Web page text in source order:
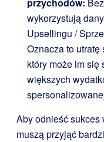
wykorzystują
Upsellingu /
Oznacza to
który może im
większych
Aby odnieść sukces
muszą przyjąć